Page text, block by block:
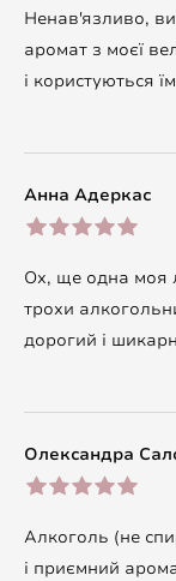
Ненав'язливо,
аромат з моєї
і користуються
Анна Адеркас
Ох, ще одна моя
трохи
дорогий і
Олександра
Алкоголь (не
і приємний